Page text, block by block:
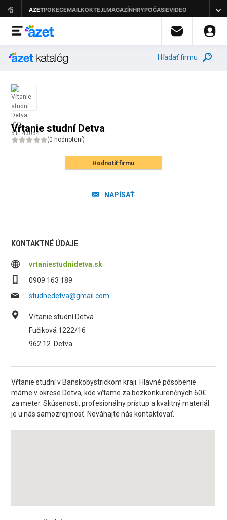
Hľadať firmu
Vŕtanie studní Detva
(0 hodnotení)
Hodnotiť firmu
NAPÍSAŤ
KONTAKTNÉ ÚDAJE
vrtaniestudnidetva.sk
0909 163 189
studnedetva@gmail.com
Vŕtanie studní Detva
Fučiková 1222/16
962 12 Detva
Vŕtanie studní v Banskobystrickom kraji. Hlavné pôsobenie
máme v okrese Detva, kde vŕtame za bezkonkurenčných 60€
za meter. Skúsenosti, profesionálny prístup a kvalitný materiál
je u nás samozrejmosť. Neváhajte nás kontaktovať.